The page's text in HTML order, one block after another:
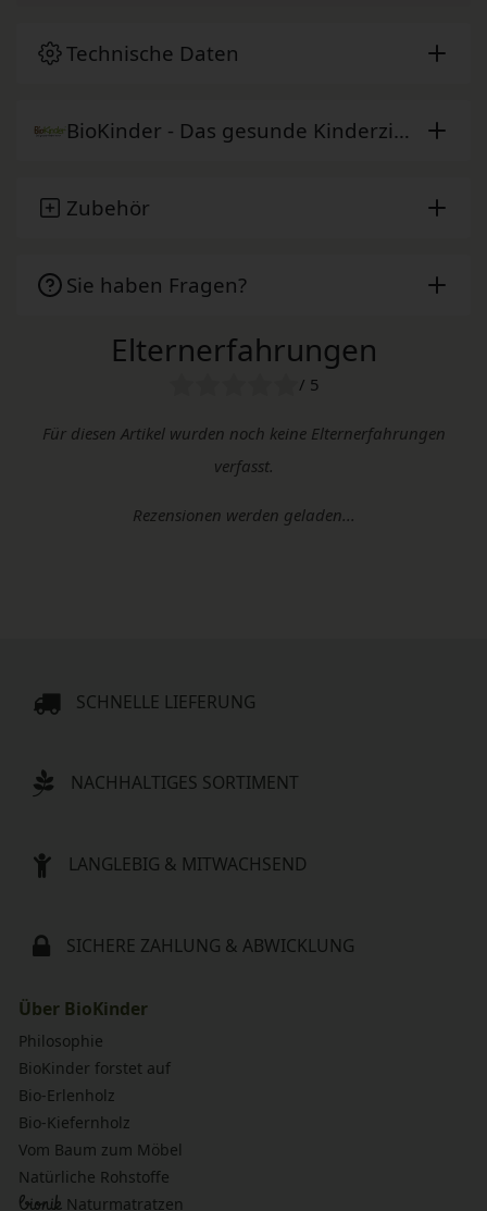
Technische Daten
BioKinder - Das gesunde Kinderzimmer
Zubehör
Sie haben Fragen?
Elternerfahrungen
/ 5
Für diesen Artikel wurden noch keine Elternerfahrungen
verfasst.
Rezensionen werden geladen...
SCHNELLE LIEFERUNG
NACHHALTIGES SORTIMENT
LANGLEBIG & MITWACHSEND
SICHERE ZAHLUNG & ABWICKLUNG
Über BioKinder
Philosophie
BioKinder forstet auf
Bio-Erlenholz
Bio-Kiefernholz
Vom Baum zum Möbel
Natürliche Rohstoffe
bionik Naturmatratzen